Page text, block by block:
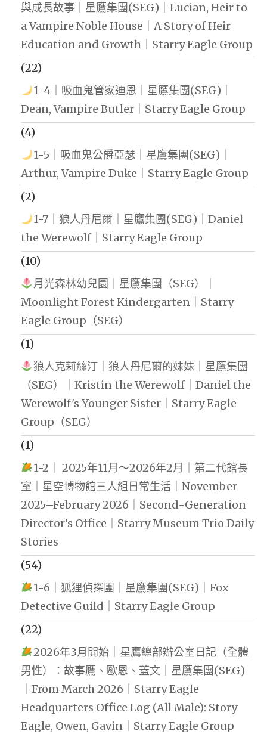
與成長故事｜星鷹集團(SEG)｜Lucian, Heir to
a Vampire Noble House｜A Story of Heir
Education and Growth｜Starry Eagle Group
(22)
1-4｜吸血鬼管家迪恩｜星鷹集團(SEG)｜
Dean, Vampire Butler｜Starry Eagle Group
(4)
1-5｜吸血鬼公爵亞瑟｜星鷹集團(SEG)｜
Arthur, Vampire Duke｜Starry Eagle Group
(2)
1-7｜狼人丹尼爾｜星鷹集團(SEG)｜Daniel
the Werewolf｜Starry Eagle Group
(10)
月光森林幼兒園｜星鷹集團（SEG）｜
Moonlight Forest Kindergarten｜Starry
Eagle Group（SEG）
(1)
狼人克莉絲汀｜狼人丹尼爾的妹妹｜星鷹集團
（SEG）｜Kristin the Werewolf｜Daniel the
Werewolf's Younger Sister｜Starry Eagle
Group（SEG）
(1)
1-2｜ 2025年11月～2026年2月｜第二代館長
室｜星空博物館三人組日常生活｜November
2025–February 2026｜Second-Generation
Director’s Office｜Starry Museum Trio Daily
Stories
(54)
1-6｜狐狸偵探團｜星鷹集團(SEG)｜Fox
Detective Guild｜Starry Eagle Group
(22)
2026年3月開始｜星鷹總部辦公室日記（全體
男性）：故事鷹、歐恩、蓋文｜星鷹集團(SEG)
｜From March 2026｜Starry Eagle
Headquarters Office Log (All Male): Story
Eagle, Owen, Gavin｜Starry Eagle Group